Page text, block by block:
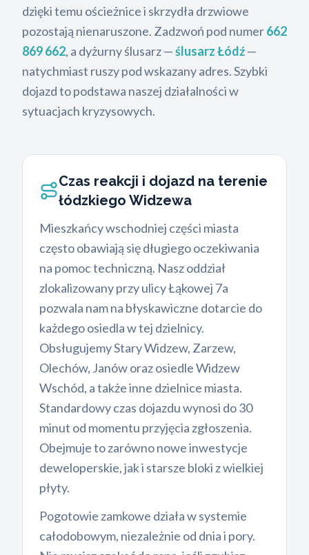
dzięki temu ościeżnice i skrzydła drzwiowe
pozostają nienaruszone. Zadzwoń pod numer662
869 662, a dyżurny ślusarz —ślusarz Łódź—
natychmiast ruszy pod wskazany adres. Szybki
dojazd to podstawa naszej działalności w
sytuacjach kryzysowych.
Czas reakcji i dojazd na terenie
łódzkiego Widzewa
Mieszkańcy wschodniej części miasta
często obawiają się długiego oczekiwania
na pomoc techniczną. Nasz oddział
zlokalizowany przy ulicy Łąkowej 7a
pozwala nam na błyskawiczne dotarcie do
każdego osiedla w tej dzielnicy.
Obsługujemy Stary Widzew, Zarzew,
Olechów, Janów oraz osiedle Widzew
Wschód, a także inne dzielnice miasta.
Standardowy czas dojazdu wynosi do 30
minut od momentu przyjęcia zgłoszenia.
Obejmuje to zarówno nowe inwestycje
deweloperskie, jak i starsze bloki z wielkiej
płyty.
Pogotowie zamkowe działa w systemie
całodobowym, niezależnie od dnia i pory.